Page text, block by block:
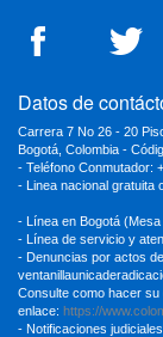
Datos de
Carrera 7 No 26 - 20
Bogotá, Colombia -
- Teléfono Conmutador:
- Linea nacional gratuita
- Línea en Bogotá
- Línea de servicio y
- Denuncias por actos
Consulte como hacer su
enlace: https://
- Notificaciones